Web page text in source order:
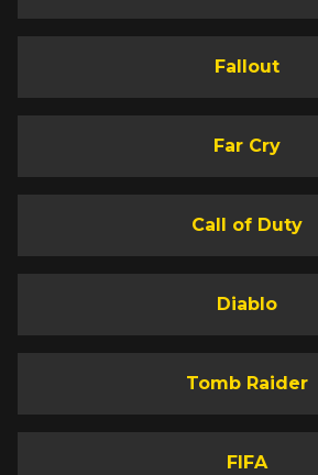
Fallout
Far Cry
Call of Duty
Diablo
Tomb Raider
FIFA